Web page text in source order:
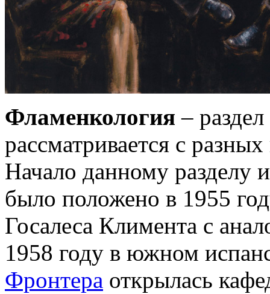
Фламенкология –
рассматривается с
Начало данному разделу
было положено в 1955
Госалеса Климента с
1958 году в южном
Фронтера открылась